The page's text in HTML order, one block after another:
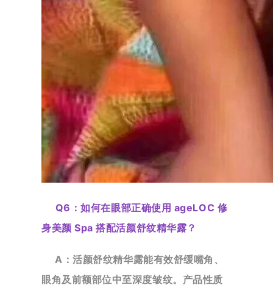
Q6：如何在眼部正确使用 ageLOC 修
身美颜 Spa 搭配活颜舒纹精华露？
A：活颜舒纹精华露能有效舒缓嘴角、
眼角及前额部位中至深度皱纹。产品性质